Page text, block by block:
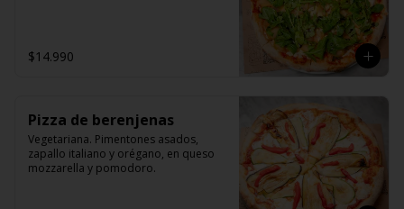
$14.990
Pizza de berenjenas
Vegetariana. Pimentones asados,
zapallo italiano y orégano, en queso
mozzarella y pomodoro.